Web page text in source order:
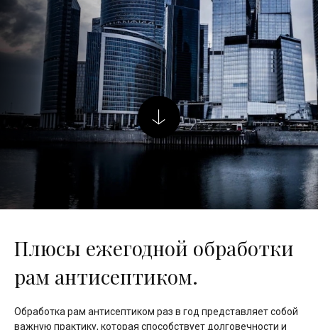
Плюсы ежегодной обработки
рам антисептиком.
Обработка рам антисептиком раз в год представляет собой
важную практику, которая способствует долговечности и